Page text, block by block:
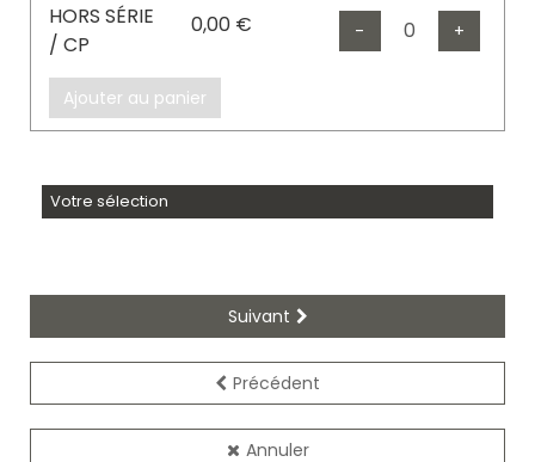
HORS SÉRIE
/ CP
0,00 € - Diminuer
produits +àproduits
Ajouter au panier
Votre sélection
Annuler
Précédent
Suivant